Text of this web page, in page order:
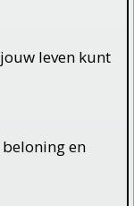
leven kunt
en